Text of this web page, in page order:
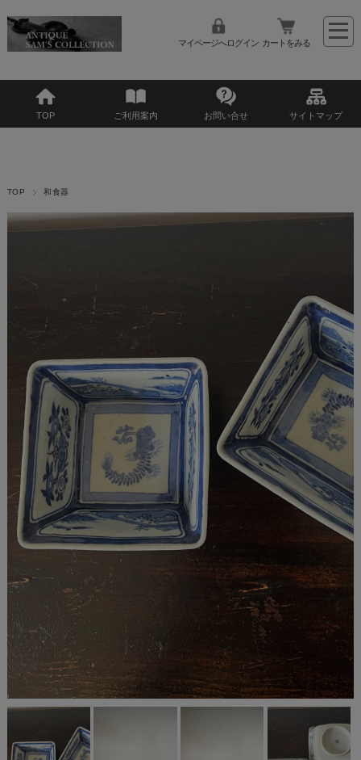
マイページへログイン カートをみる
TOP ご利用案内 お問い合せ サイトマップ
TOP 和食器